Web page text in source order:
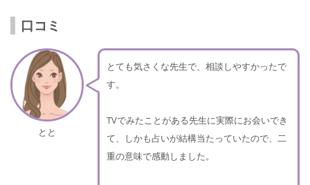
口コミ
とと
とても気さくな先生で、相談しやすかったで
す。
TVでみたことがある先生に実際にお会いでき
て、しかも占いが結構当たっていたので、二
重の意味で感動しました。